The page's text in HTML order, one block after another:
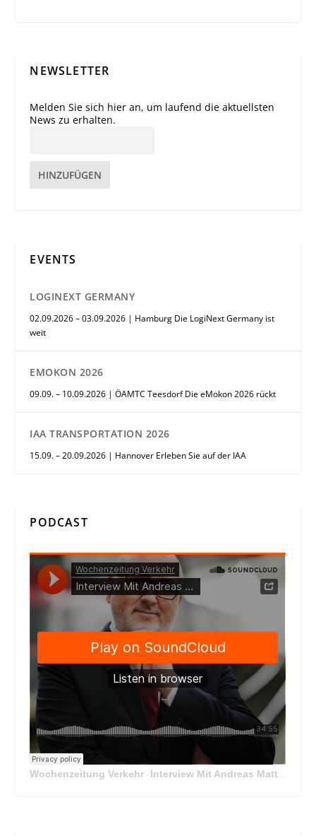
NEWSLETTER
Melden Sie sich hier an, um laufend die aktuellsten
News zu erhalten.
HINZUFÜGEN
EVENTS
LOGINEXT GERMANY
02.09.2026 – 03.09.2026 | Hamburg Die LogiNext Germany ist
weit
EMOKON 2026
09.09. – 10.09.2026 | ÖAMTC Teesdorf Die eMokon 2026 rückt
IAA TRANSPORTATION 2026
15.09. – 20.09.2026 | Hannover Erleben Sie auf der IAA
PODCAST
Wochenzeitung Verkehr · Interview Mit Andreas Matthä, CEO der ÖBB Holding